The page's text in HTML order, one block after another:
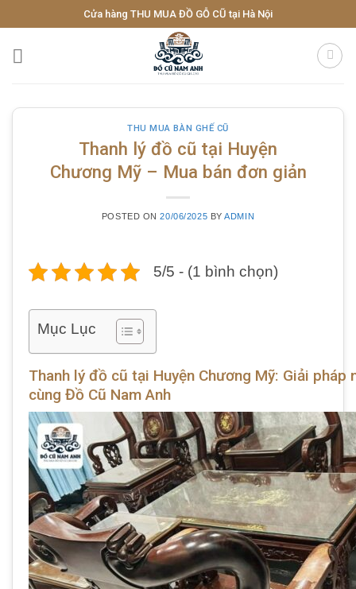
to
content
Cửa hàng THU MUA ĐỒ GỖ CŨ tại Hà Nội
THU MUA BÀN GHẾ CŨ
Thanh lý đồ cũ tại Huyện
Chương Mỹ – Mua bán đơn giản
POSTED ON20/06/2025 BYADMIN
5/5 - (1 bình chọn)
Mục Lục
Thanh lý đồ cũ tại Huyện Chương Mỹ: Giải pháp
cùng Đồ Cũ Nam Anh